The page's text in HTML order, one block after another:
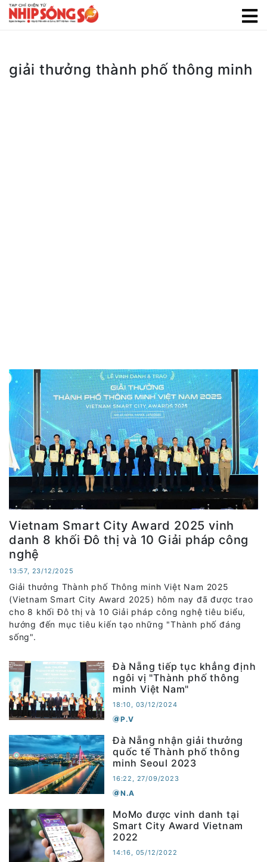
giải thưởng thành phố thông minh
Vietnam Smart City Award 2025 vinh
danh 8 khối Đô thị và 10 Giải pháp công
nghệ
13:57, 23/12/2025
Giải thưởng Thành phố Thông minh Việt Nam 2025
(Vietnam Smart City Award 2025) hôm nay đã được trao
cho 8 khối Đô thị và 10 Giải pháp công nghệ tiêu biểu,
hướng đến mục tiêu kiến tạo những "Thành phố đáng
sống".
Đà Nẵng tiếp tục khẳng định
ngôi vị "Thành phố thông
minh Việt Nam"
18:10, 03/12/2024
P.V
Đà Nẵng nhận giải thưởng
quốc tế Thành phố thông
minh Seoul 2023
16:22, 27/09/2023
N.A
MoMo được vinh danh tại
Smart City Award Vietnam
2022
14:16, 05/12/2022